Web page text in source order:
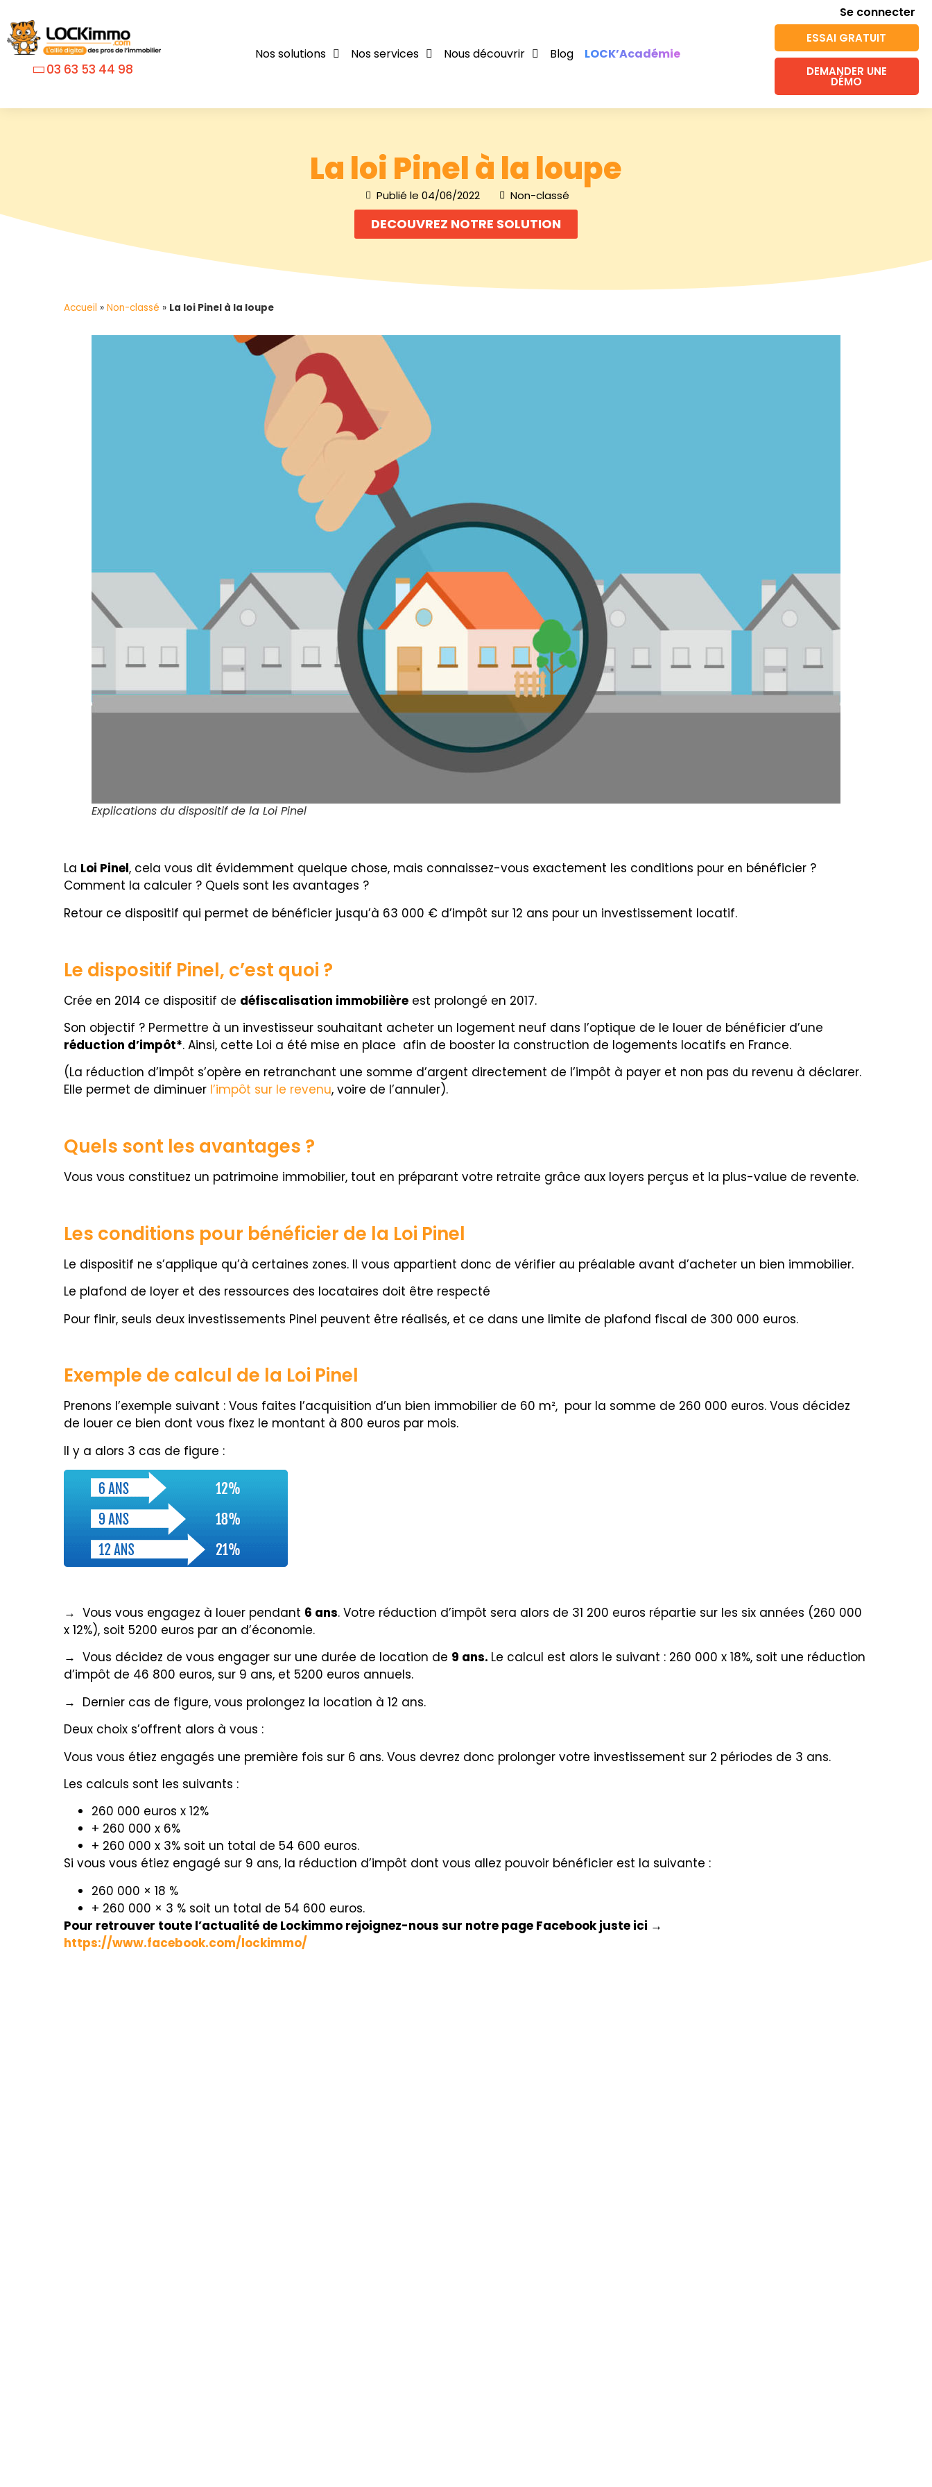
03 63 53 44 98
Nos solutions Nos services Nous découvrir Blog LOCK’Académie
Se connecter
ESSAI GRATUIT
DEMANDER UNE
DÉMO
La loi Pinel à la loupe
Publié le 04/06/2022 Non-classé
DECOUVREZ NOTRE SOLUTION
Accueil » Non-classé » La loi Pinel à la loupe
Explications du dispositif de la Loi Pinel
La Loi Pinel, cela vous dit évidemment quelque chose, mais connaissez-vous exactement les conditions pour en bénéficier ?
Comment la calculer ? Quels sont les avantages ?
Retour ce dispositif qui permet de bénéficier jusqu’à 63 000 € d’impôt sur 12 ans pour un investissement locatif.
Le dispositif Pinel, c’est quoi ?
Crée en 2014 ce dispositif de défiscalisation immobilière est prolongé en 2017.
Son objectif ? Permettre à un investisseur souhaitant acheter un logement neuf dans l’optique de le louer de bénéficier d’une
réduction d’impôt*. Ainsi, cette Loi a été mise en place afin de booster la construction de logements locatifs en France.
(La réduction d’impôt s’opère en retranchant une somme d’argent directement de l’impôt à payer et non pas du revenu à déclarer.
Elle permet de diminuer l’impôt sur le revenu, voire de l’annuler).
Quels sont les avantages ?
Vous vous constituez un patrimoine immobilier, tout en préparant votre retraite grâce aux loyers perçus et la plus-value de revente.
Les conditions pour bénéficier de la Loi Pinel
Le dispositif ne s’applique qu’à certaines zones. Il vous appartient donc de vérifier au préalable avant d’acheter un bien immobilier.
Le plafond de loyer et des ressources des locataires doit être respecté
Pour finir, seuls deux investissements Pinel peuvent être réalisés, et ce dans une limite de plafond fiscal de 300 000 euros.
Exemple de calcul de la Loi Pinel
Prenons l’exemple suivant : Vous faites l’acquisition d’un bien immobilier de 60 m², pour la somme de 260 000 euros. Vous décidez
de louer ce bien dont vous fixez le montant à 800 euros par mois.
Il y a alors 3 cas de figure :
→ Vous vous engagez à louer pendant 6 ans. Votre réduction d’impôt sera alors de 31 200 euros répartie sur les six années (260 000
x 12%), soit 5200 euros par an d’économie.
→ Vous décidez de vous engager sur une durée de location de 9 ans. Le calcul est alors le suivant : 260 000 x 18%, soit une réduction
d’impôt de 46 800 euros, sur 9 ans, et 5200 euros annuels.
→ Dernier cas de figure, vous prolongez la location à 12 ans.
Deux choix s’offrent alors à vous :
Vous vous étiez engagés une première fois sur 6 ans. Vous devrez donc prolonger votre investissement sur 2 périodes de 3 ans.
Les calculs sont les suivants :
260 000 euros x 12%
+ 260 000 x 6%
+ 260 000 x 3% soit un total de 54 600 euros.
Si vous vous étiez engagé sur 9 ans, la réduction d’impôt dont vous allez pouvoir bénéficier est la suivante :
260 000 × 18 %
+ 260 000 × 3 % soit un total de 54 600 euros.
Pour retrouver toute l’actualité de Lockimmo rejoignez-nous sur notre page Facebook juste ici →
https://www.facebook.com/lockimmo/